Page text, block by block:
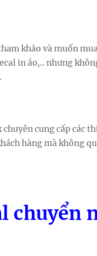
khảo và muốn
in áo,.. nhưng
cung cấp các
hàng mà không
chuyển